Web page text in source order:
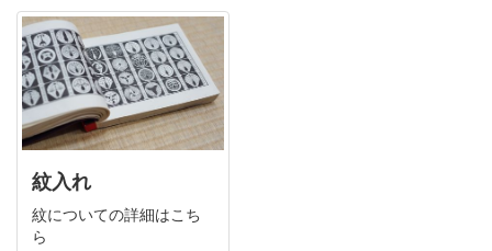
紋入れ
紋についての詳細はこち
ら